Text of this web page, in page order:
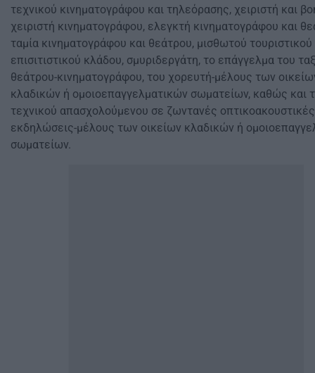
τεχνικού κινηματογράφου και τηλεόρασης, χειριστή και
χειριστή κινηματογράφου, ελεγκτή κινηματογράφου και
ταμία κινηματογράφου και θεάτρου, μισθωτού τουριστικού
επισιτιστικού κλάδου, σμυριδεργάτη, το επάγγελμα του
θεάτρου-κινηματογράφου, του χορευτή-μέλους των
κλαδικών ή ομοιοεπαγγελματικών σωματείων, καθώς και
τεχνικού απασχολούμενου σε ζωντανές οπτικοακουστικές
εκδηλώσεις-μέλους των οικείων κλαδικών ή
σωματείων.